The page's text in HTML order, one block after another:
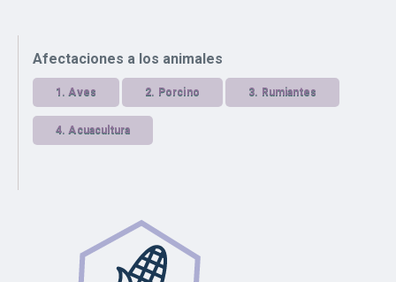
Afectaciones a los animales
1.Aves 2. Porcino 3. Rumiantes
4.Acuacultura